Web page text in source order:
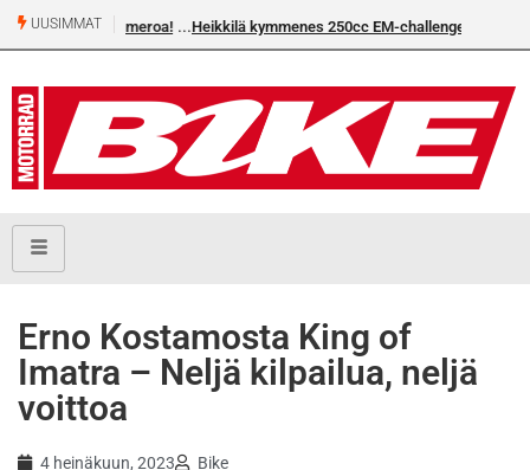
UUSIMMAT Heikkilä kymmenes 250cc EM-challengessä
Erno Kostamosta King of
Imatra – Neljä kilpailua, neljä
voittoa
4 heinäkuun, 2023 Bike